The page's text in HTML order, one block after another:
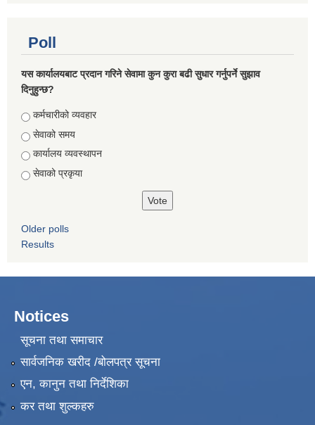
Poll
यस कार्यालयबाट प्रदान गरिने सेवामा कुन कुरा बढी सुधार गर्नुपर्ने सुझाव
दिनुहुन्छ?
Choices
कर्मचारीको व्यवहार
सेवाको समय
कार्यालय व्यवस्थापन
सेवाको प्रकृया
Older polls
Results
Notices
सूचना तथा समाचार
सार्वजनिक खरीद /बोलपत्र सूचना
एन, कानुन तथा निर्देशिका
कर तथा शुल्कहरु